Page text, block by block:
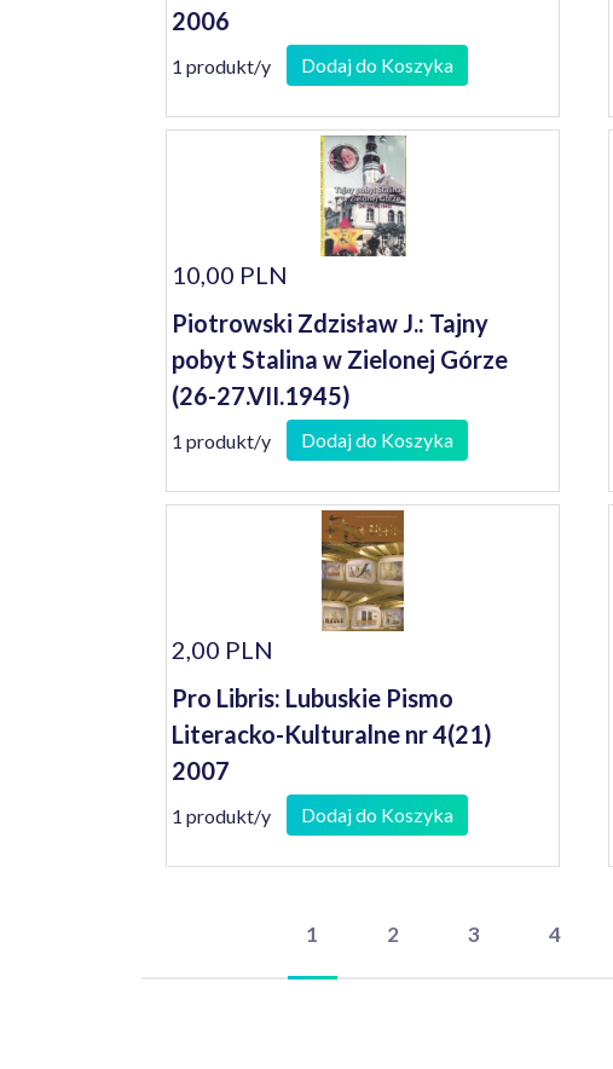
2006
1 produkt/y Dodaj do Koszyka
10,00 PLN
Piotrowski Zdzisław J.: Tajny
pobyt Stalina w Zielonej Górze
(26-27.VII.1945)
1 produkt/y Dodaj do Koszyka
2,00 PLN
Pro Libris: Lubuskie Pismo
Literacko-Kulturalne nr 4(21)
2007
1 produkt/y Dodaj do Koszyka
1 2 3 4